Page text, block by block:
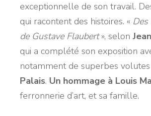
exceptionnelle de son travail.
qui racontent des histoires. «
de Gustave Flaubert», selon
qui a complété son exposition
notamment de superbes
Palais. Un hommage à Louis
ferronnerie d’art, et sa famille.